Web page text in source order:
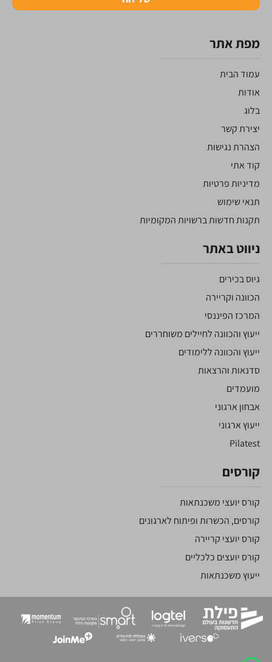
מפת אתר
עמוד הבית
אודות
בלוג
יצירת קשר
הצהרת נגישות
קוד אתי
מדיניות פרטיות
תנאי שימוש
תקנות חדשות ברשויות המקומיות
ניווט באתר
גיוס בכירים
הכוונה וקריירה
המרכז הפיננסי
ייעוץ והכוונה לחיילים משוחררים
ייעוץ והכוונה ללימודים
סדנאות והרצאות
מועמדים
אבחון ארגוני
ייעוץ ארגוני
Pilatest
קורסים
קורס יועצי משכנתאות
קורסים, הכשרות ופיתוח לארגונים
קורס יועצי קריירה
קורס יועצים כלכליים
ייעוץ משכנתאות